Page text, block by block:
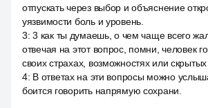
отпускать через выбор и объяснение
уязвимости боль и уровень.
3:3 как ты думаешь, о чем чаще всего
отвечая на этот вопрос, помни, человек
своих страхах, возможностях или
4: В ответах на эти вопросы можно
боится говорить напрямую сохрани.